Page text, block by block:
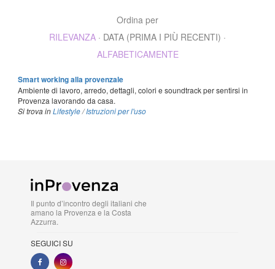
Ordina per
RILEVANZA · DATA (PRIMA I PIÙ RECENTI) ·
ALFABETICAMENTE
Smart working alla provenzale
Ambiente di lavoro, arredo, dettagli, colori e soundtrack per sentirsi in
Provenza lavorando da casa.
Si trova in Lifestyle /Istruzioni per l'uso
Il punto d’incontro degli italiani che
amano la Provenza e la Costa
Azzurra.
SEGUICI SU